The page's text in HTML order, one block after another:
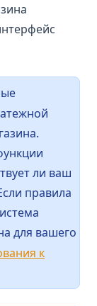
ли ваш
правила
для вашего
к